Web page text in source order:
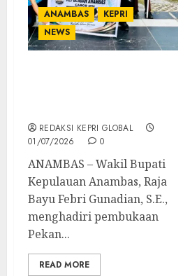
ANAMBAS
KEPRI
NEWS
REDAKSI KEPRI GLOBAL
01/07/2026
0
ANAMBAS – Wakil Bupati
Kepulauan Anambas, Raja
Bayu Febri Gunadian, S.E.,
menghadiri pembukaan
Pekan...
READ MORE